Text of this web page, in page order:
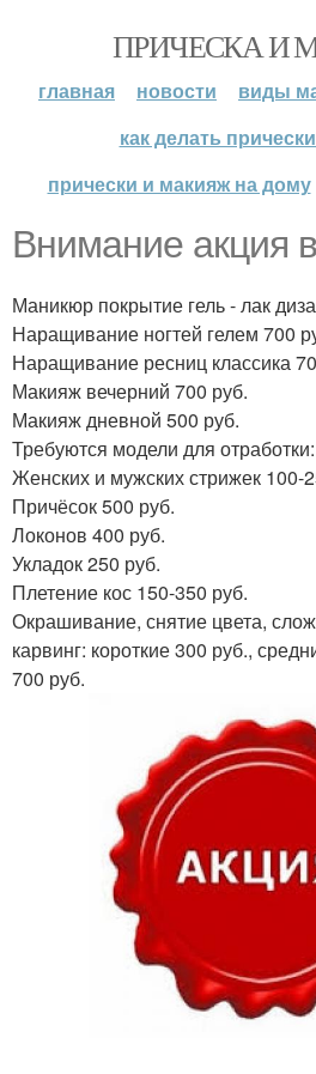
ПРИЧЕСКА И
главная новости
виды
как делать
прически и макияж на дому
Внимание акция
Маникюр покрытие гель - лак
Наращивание ногтей гелем 700
Наращивание ресниц классика
Макияж вечерний 700 руб.
Макияж дневной 500 руб.
Требуются модели для отработки:
Женских и мужских стрижек 100-
Причёсок 500 руб.
Локонов 400 руб.
Укладок 250 руб.
Плетение кос 150-350 руб.
Окрашивание, снятие цвета,
карвинг: короткие 300 руб.,
700 руб.